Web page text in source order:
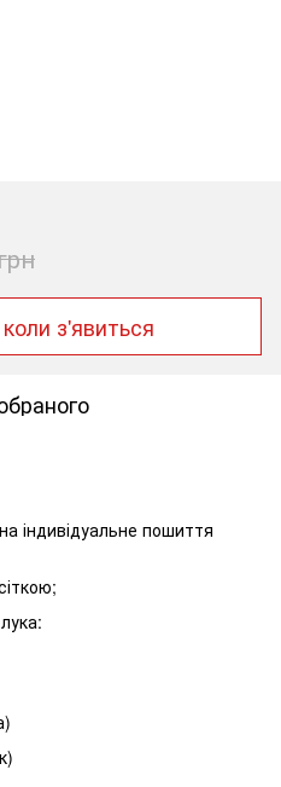
з'явиться
індивідуальне пошиття